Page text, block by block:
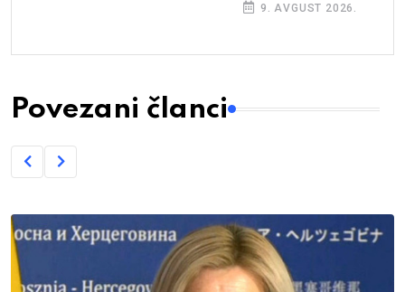
9. AVGUST 2026.
Povezani članci